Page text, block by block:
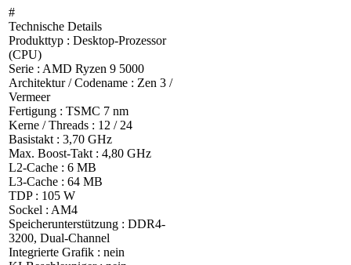
#
Technische Details
Produkttyp : Desktop-Prozessor
(CPU)
Serie : AMD Ryzen 9 5000
Architektur / Codename : Zen 3 /
Vermeer
Fertigung : TSMC 7 nm
Kerne / Threads : 12 / 24
Basistakt : 3,70 GHz
Max. Boost-Takt : 4,80 GHz
L2-Cache : 6 MB
L3-Cache : 64 MB
TDP : 105 W
Sockel : AM4
Speicherunterstützung : DDR4-
3200, Dual-Channel
Integrierte Grafik : nein